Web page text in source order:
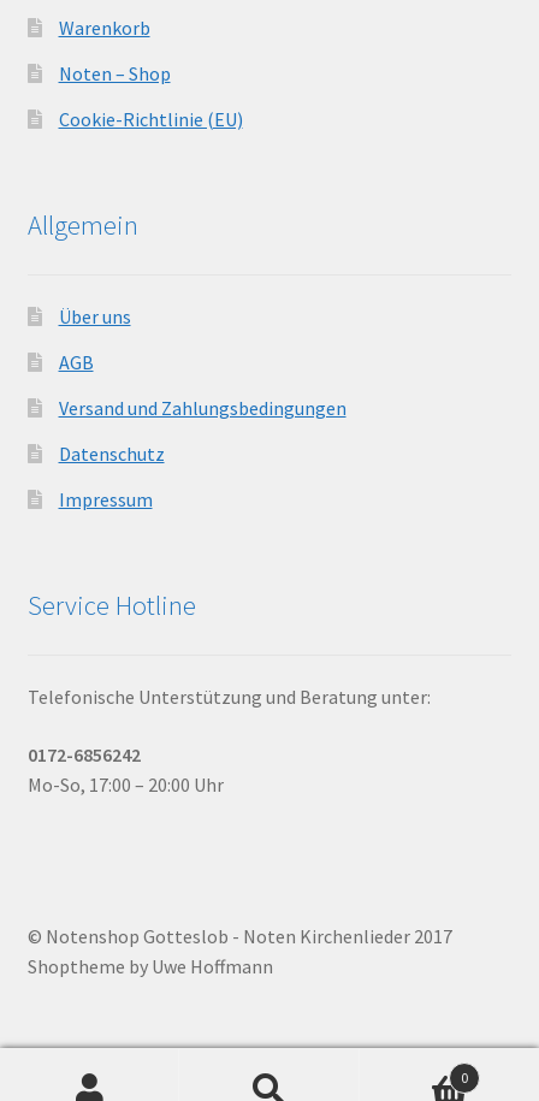
Warenkorb
Noten – Shop
Cookie-Richtlinie (EU)
Allgemein
Über uns
AGB
Versand und Zahlungsbedingungen
Datenschutz
Impressum
Service Hotline
Telefonische Unterstützung und Beratung unter:
0172-6856242
Mo-So, 17:00 – 20:00 Uhr
© Notenshop Gotteslob - Noten Kirchenlieder 2017
Shoptheme by Uwe Hoffmann
0